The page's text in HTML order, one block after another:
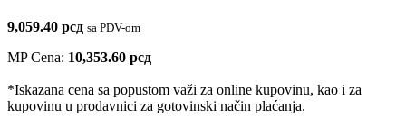
9,059.40 рсд sa PDV-om
MP Cena: 10,353.60 рсд
*Iskazana cena sa popustom važi za online kupovinu, kao i za
kupovinu u prodavnici za gotovinski način plaćanja.